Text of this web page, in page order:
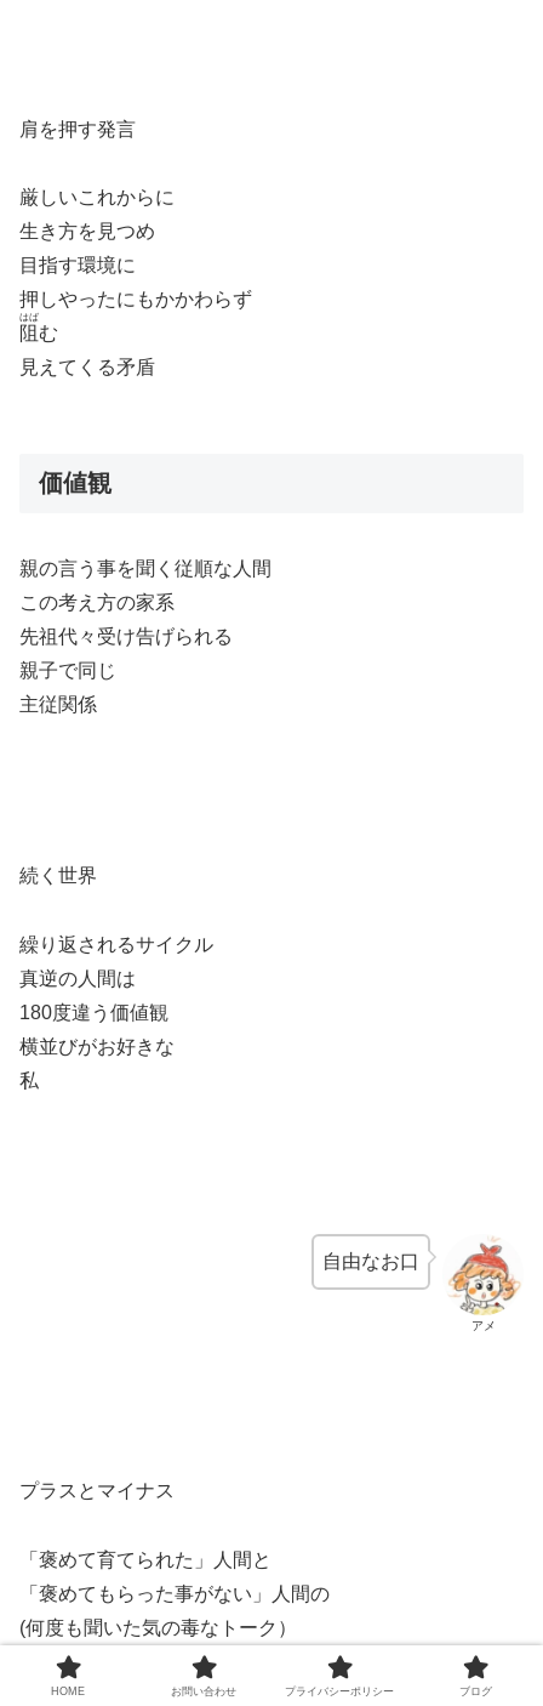
肩を押す発言
厳しいこれからに
生き方を見つめ
目指す環境に
押しやったにもかかわらず
阻
はば
む
見えてくる矛盾
価値観
親の言う事を聞く従順な人間
この考え方の家系
先祖代々受け告げられる
親子で同じ
主従関係
続く世界
繰り返されるサイクル
真逆の人間は
180度違う価値観
横並びがお好きな
私
アメ
自由なお口
プラスとマイナス
「褒めて育てられた」人間と
「褒めてもらった事がない」人間の
(何度も聞いた気の毒なトーク）
ちぐはぐな関係
HOME お問い合わせ プライバシーポリシー ブログ